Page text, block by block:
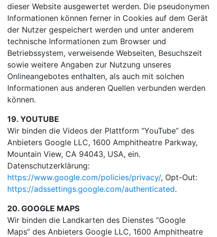
dieser Website ausgewertet werden. Die pseudonymen
Informationen können ferner in Cookies auf dem Gerät
der Nutzer gespeichert werden und unter anderem
technische Informationen zum Browser und
Betriebssystem, verweisende Webseiten, Besuchszeit
sowie weitere Angaben zur Nutzung unseres
Onlineangebotes enthalten, als auch mit solchen
Informationen aus anderen Quellen verbunden werden
können.
19. YOUTUBE
Wir binden die Videos der Plattform “YouTube” des
Anbieters Google LLC, 1600 Amphitheatre Parkway,
Mountain View, CA 94043, USA, ein.
Datenschutzerklärung:
https://www.google.com/policies/privacy/, Opt-Out:
https://adssettings.google.com/authenticated.
20. GOOGLE MAPS
Wir binden die Landkarten des Dienstes “Google
Maps” des Anbieters Google LLC, 1600 Amphitheatre